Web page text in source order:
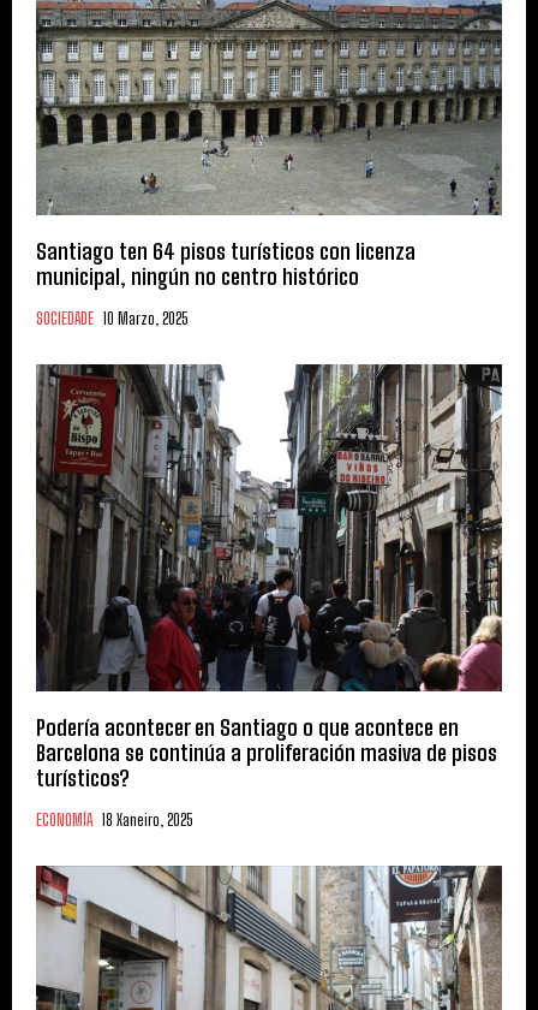
Santiago ten 64 pisos turísticos con licenza
municipal, ningún no centro histórico
SOCIEDADE 10 Marzo, 2025
Podería acontecer en Santiago o que acontece en
Barcelona se continúa a proliferación masiva de pisos
turísticos?
ECONOMÍA 18 Xaneiro, 2025